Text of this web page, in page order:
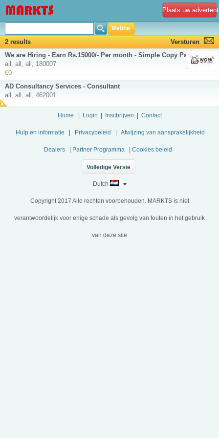
Plaats uw
Refine
2 results
Versturen
We are Hiring - Earn Rs.15000/- Per month - Simple Copy Paste Jobs
all, all, all, 180007
€0
AD Consultancy Services - Consultant
all, all, all, 462001
Home Login Inschrijven Contact
Hulp en informatie Privacybeleid Afwijzing van aansprakelijkheid
Dealers Partner Programma Cookies beleid
Volledige Versie
Dutch
Copyright 2017 Alle rechten voorbehouden. MARKTS is niet
verantwoordelijk voor enige schade als gevolg van fouten in het gebruik
van deze site